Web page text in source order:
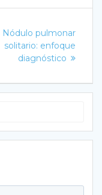
Next
post:
Nódulo pulmonar
solitario: enfoque
diagnóstico